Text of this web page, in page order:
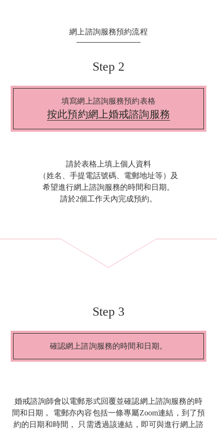
網上諮詢服務預約流程
Step 2
填寫網上諮詢服務預約表格
按此預約網上婚戒諮詢服務
請於表格上填上個人資料
（姓名、手提電話號碼、電郵地址等）及
希望進行網上諮詢服務的時間和日期。
請於2個工作天內完成預約。
Step 3
確認網上諮詢服務的時間和日期。
婚戒諮詢師會以電郵形式回覆並確認網上諮詢服務的時
間和日期， 電郵亦內容包括一條專屬Zoom連結，到了預
約的日期和時間， 只需透過該連結，即可與進行網上諮